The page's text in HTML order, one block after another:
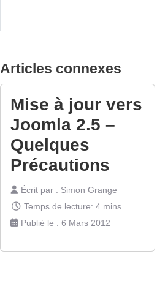
Articles connexes
Mise à jour vers
Joomla 2.5 –
Quelques
Précautions
Écrit par : Simon Grange
Temps de lecture: 4 mins
Publié le : 6 Mars 2012